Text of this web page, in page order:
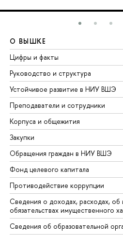
О ВЫШКЕ
Цифры и факты
Руководство и структура
Устойчивое развитие в НИУ ВШЭ
Преподаватели и сотрудники
Корпуса и общежития
Закупки
Обращения граждан в НИУ ВШЭ
Фонд целевого капитала
Противодействие коррупции
Сведения о доходах, расходах, об
обязательствах имущественного
Сведения об образовательной